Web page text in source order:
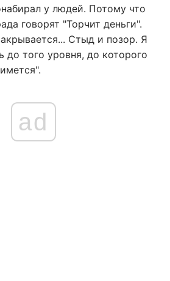
у людей. Потому что
говорят "Торчит деньги".
Стыд и позор. Я
до того уровня, до которого
ad